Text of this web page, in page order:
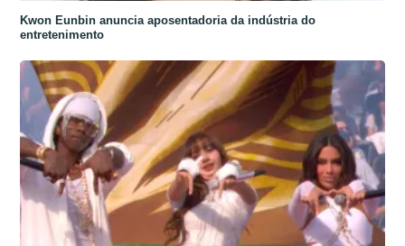
Kwon Eunbin anuncia aposentadoria da indústria do
entretenimento